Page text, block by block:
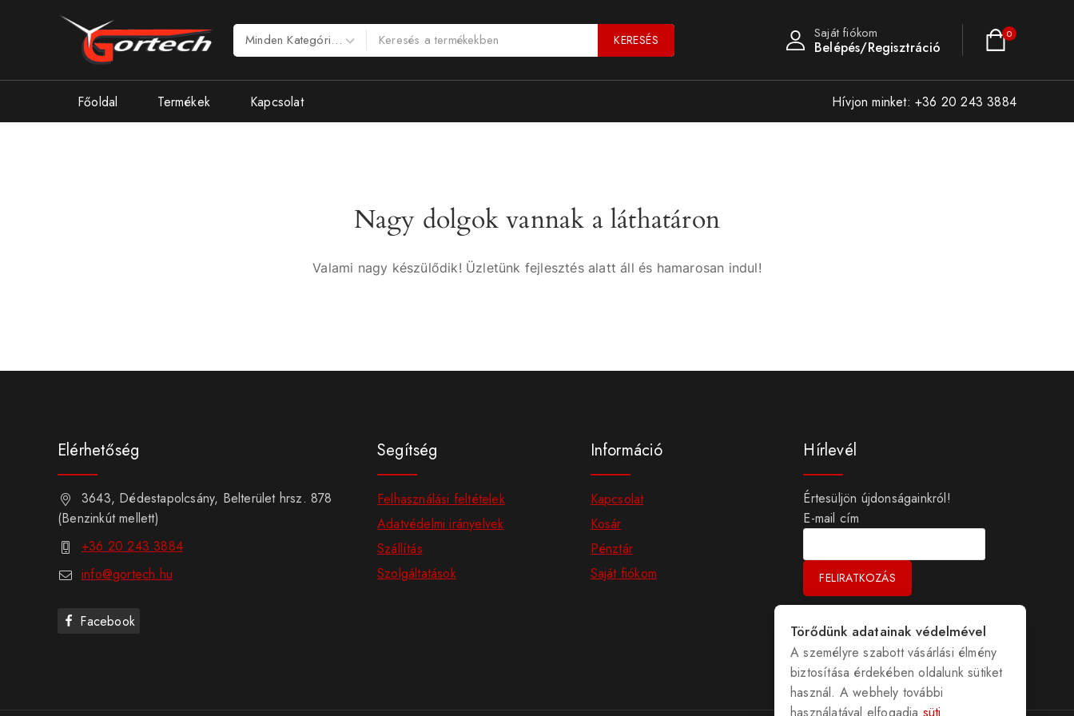
KERESÉS Saját fiókom
Belépés/Regisztráció
0
Főoldal Termékek Kapcsolat Hívjon minket: +36 20 243 3884
Nagy dolgok vannak a láthatáron
Valami nagy készülődik! Üzletünk fejlesztés alatt áll és hamarosan indul!
Elérhetőség
3643, Dédestapolcsány, Belterület hrsz. 878
(Benzinkút mellett)
+36 20 243 3884
info@gortech.hu
Facebook
Segítség
Felhasználási feltételek
Adatvédelmi irányelvek
Szállítás
Szolgáltatások
Információ
Kapcsolat
Kosár
Pénztár
Saját fiókom
Hírlevél
Értesüljön újdonságainkról!
E-mail cím
Törődünk adatainak védelmével
A személyre szabott vásárlási élmény
biztosítása érdekében oldalunk sütiket
használ. A webhely további